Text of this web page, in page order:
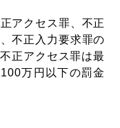
アクセス罪、不正
不正入力要求罪の
正アクセス罪は最
万円以下の罰金